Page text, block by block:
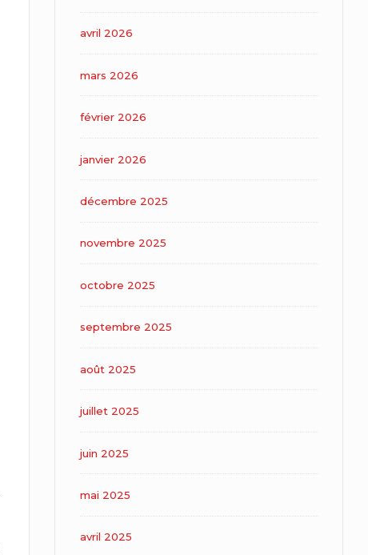
avril 2026
mars 2026
février 2026
janvier 2026
décembre 2025
novembre 2025
octobre 2025
septembre 2025
août 2025
juillet 2025
juin 2025
mai 2025
avril 2025